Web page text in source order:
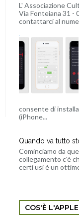
L' Associazione
Via Fonteiana
contattarci al
consente di
(iPhone...
Quando va tutto
Cominciamo da
collegamento c'è
certi usi è un
COS'È